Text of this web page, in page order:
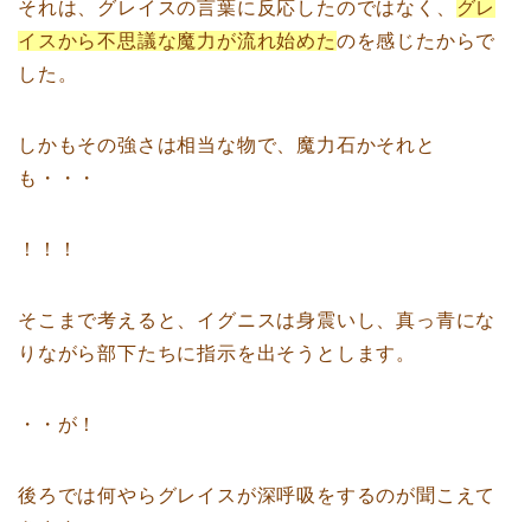
それは、グレイスの言葉に反応したのではなく、 グレ
イスから不思議な魔力が流れ始めたのを感じたからで
した。
しかもその強さは相当な物で、魔力石かそれと
も・・・
！！！
そこまで考えると、イグニスは身震いし、真っ青にな
りながら部下たちに指示を出そうとします。
・・が！
後ろでは何やらグレイスが深呼吸をするのが聞こえて